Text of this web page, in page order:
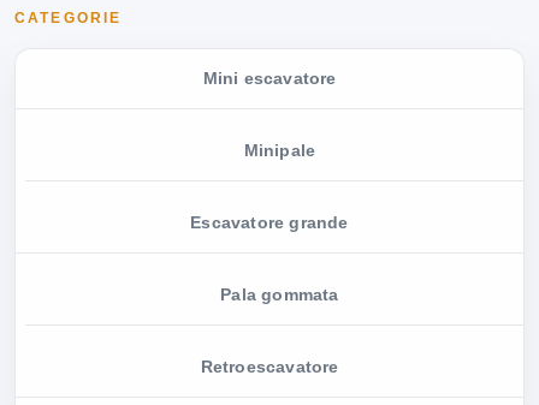
CATEGORIE
Mini escavatore
Minipale
Escavatore grande
Pala gommata
Retroescavatore